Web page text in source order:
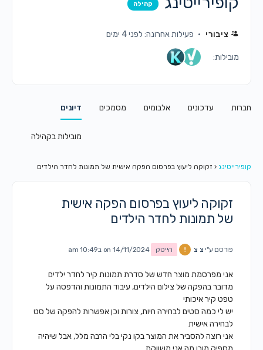
קהילה
ציבורי פעילות אחרונה: לפני 4 ימים
מובילות:
חברות עדכונים אלבומים מסמכים דיונים
מובילות בקהילה
קופירייטינג ‹ זקוקה ליעוץ בפרסום הפקה אישית של תמונות לחדר הילדים
זקוקה ליעוץ בפרסום הפקה אישית
של תמונות לחדר הילדים
פורסם ע"י צ צ הייטק on 14/11/2024 ב10:49 am
אני מפרסמת מוצר חדש של סדרת תמונות קיר לחדר ילדים
מדובר בהפקה של צילום הילדים, עיבוד התמונות והדפסה על
טפט קיר איכותי
יש לי כמה סטים לבחירה חיות, צורות וכן אפשרות להפקה של סט
לבחירה אישית
אני רוצה להסביר את המוצר בקו נקי בלי הרבה מלל, אבל שיהיה